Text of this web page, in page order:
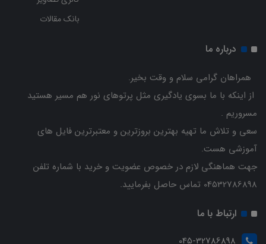
بانک مقالات
درباره ما
همراهان گرامی سلام و وقت بخیر.
از اینکه با ما بسوی یادگیری مثل پرتوهای نور هم مسیر هستید
مسروریم .
سعی و تلاش ما تهیه بهترین بروزترین و معتبرترین فایل های
آموزشی هست.
جهت هماهنگی لازم در خصوص عضویت و خرید با شماره تلفن
04532786898 تماس حاصل بفرمایید.
ارتباط با ما
045-32786898